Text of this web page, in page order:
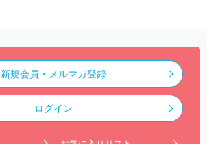
新規会員・メルマガ登録
ログイン